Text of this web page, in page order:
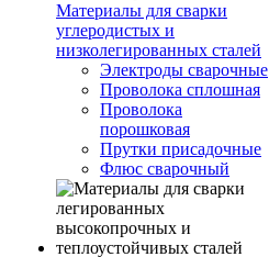
Материалы для сварки
углеродистых и
низколегированных сталей
Электроды сварочные
Проволока сплошная
Проволока
порошковая
Прутки присадочные
Флюс сварочный